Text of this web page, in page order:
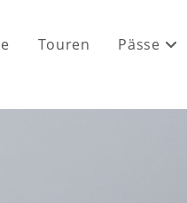
Touren Pässe